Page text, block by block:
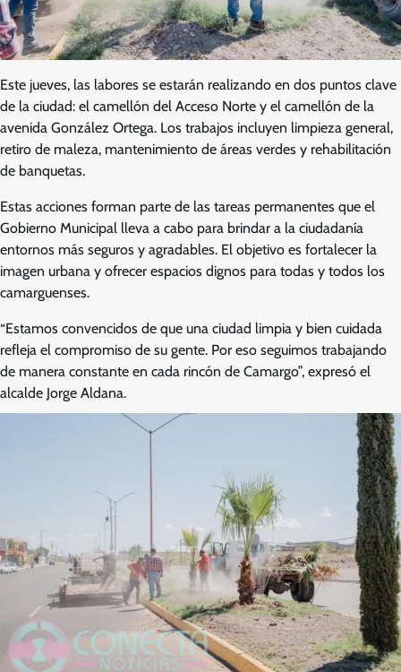
Este jueves, las labores se estarán realizando en dos puntos clave
de la ciudad: el camellón del Acceso Norte y el camellón de la
avenida González Ortega. Los trabajos incluyen limpieza general,
retiro de maleza, mantenimiento de áreas verdes y rehabilitación
de banquetas.
Estas acciones forman parte de las tareas permanentes que el
Gobierno Municipal lleva a cabo para brindar a la ciudadanía
entornos más seguros y agradables. El objetivo es fortalecer la
imagen urbana y ofrecer espacios dignos para todas y todos los
camarguenses.
“Estamos convencidos de que una ciudad limpia y bien cuidada
refleja el compromiso de su gente. Por eso seguimos trabajando
de manera constante en cada rincón de Camargo”, expresó el
alcalde Jorge Aldana.